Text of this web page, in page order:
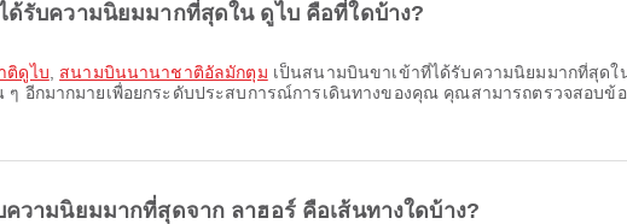
ด้รับความนิยมมากที่สุดใน ดูไบ คือที่ใดบ้าง?
ติดูไบ สนามบินนานาชาติอัลมักตุม เป็นสนามบินขาเข้าที่ได้รับความนิยมมากที่สุด
ๆ อีกมากมายเพื่อยกระดับประสบการณ์การเดินทางของคุณ คุณสามารถตรวจสอบข้
ความนิยมมากที่สุดจาก ลาฮอร์ คือเส้นทางใดบ้าง?